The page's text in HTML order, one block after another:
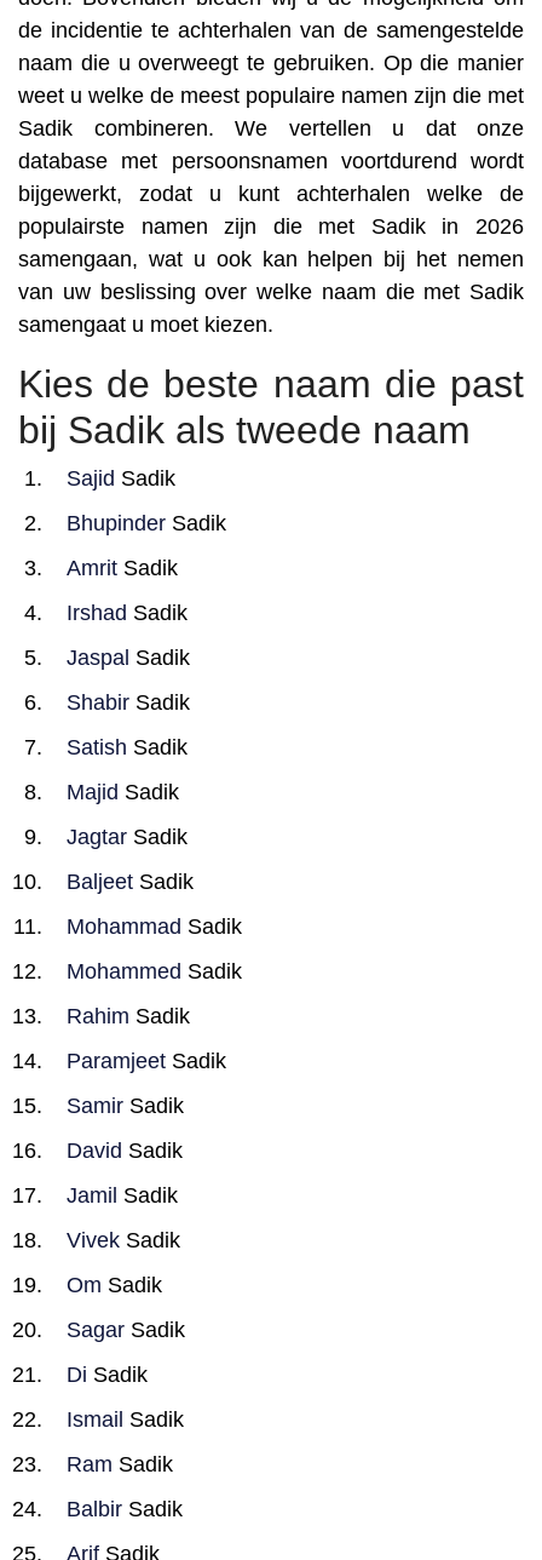
de incidentie te achterhalen van de samengestelde
naam die u overweegt te gebruiken. Op die manier
weet u welke de meest populaire namen zijn die met
Sadik combineren. We vertellen u dat onze
database met persoonsnamen voortdurend wordt
bijgewerkt, zodat u kunt achterhalen welke de
populairste namen zijn die met Sadik in 2026
samengaan, wat u ook kan helpen bij het nemen
van uw beslissing over welke naam die met Sadik
samengaat u moet kiezen.
Kies de beste naam die past
bij Sadik als tweede naam
Sajid Sadik
Bhupinder Sadik
Amrit Sadik
Irshad Sadik
Jaspal Sadik
Shabir Sadik
Satish Sadik
Majid Sadik
Jagtar Sadik
Baljeet Sadik
Mohammad Sadik
Mohammed Sadik
Rahim Sadik
Paramjeet Sadik
Samir Sadik
David Sadik
Jamil Sadik
Vivek Sadik
Om Sadik
Sagar Sadik
Di Sadik
Ismail Sadik
Ram Sadik
Balbir Sadik
Arif Sadik